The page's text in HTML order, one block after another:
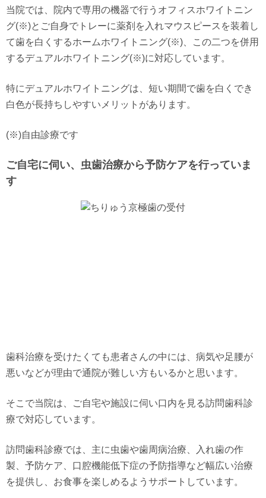
当院では、院内で専用の機器で行うオフィスホワイトニン
グ(※)とご自身でトレーに薬剤を入れマウスピースを装着し
て歯を白くするホームホワイトニング(※)、この二つを併用
するデュアルホワイトニング(※)に対応しています。
特にデュアルホワイトニングは、短い期間で歯を白くでき
白色が長持ちしやすいメリットがあります。
(※)自由診療です
ご自宅に伺い、虫歯治療から予防ケアを行っていま
す
歯科治療を受けたくても患者さんの中には、病気や足腰が
悪いなどが理由で通院が難しい方もいるかと思います。
そこで当院は、ご自宅や施設に伺い口内を見る訪問歯科診
療で対応しています。
訪問歯科診療では、主に虫歯や歯周病治療、入れ歯の作
製、予防ケア、口腔機能低下症の予防指導など幅広い治療
を提供し、お食事を楽しめるようサポートしています。